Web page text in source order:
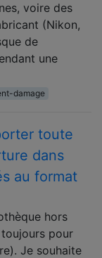
voire des
(Nikon,
de
une
damage
toute
dans
au format
hors
pour
Je souhaite